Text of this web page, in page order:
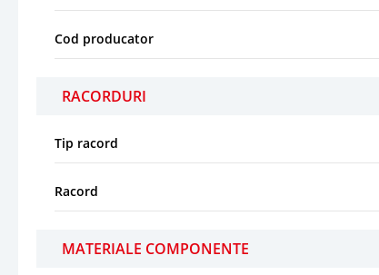
Cod producator
RACORDURI
Tip racord
Racord
MATERIALE COMPONENTE